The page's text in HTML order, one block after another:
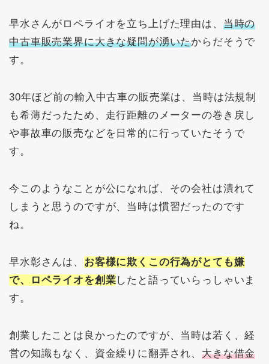
早水さんがロペライオを立ち上げた理由は、 当時の
中古車販売業界に大きな疑問が湧いたからだそうで
す。
30年ほど前の輸入中古車の販売業は、当時は法規制
も希薄だったため、走行距離のメーターの巻き戻し
や事故車の販売などを日常的に行っていたそうで
す。
今このようなことが公になれば、その会社は潰れて
しまうと思うのですが、当時は慣習だったのです
ね。
早水彰さんは、 お客様に欺くこの行為がとても嫌
で、ロペライオを創業したと語っていらっしゃいま
す。
創業したことは良かったのですが、当時は若く、経
営の知識もなく、資金繰りに翻弄され、大きな借金